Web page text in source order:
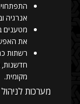
אנרגיה
את
מקומית.
מערכות